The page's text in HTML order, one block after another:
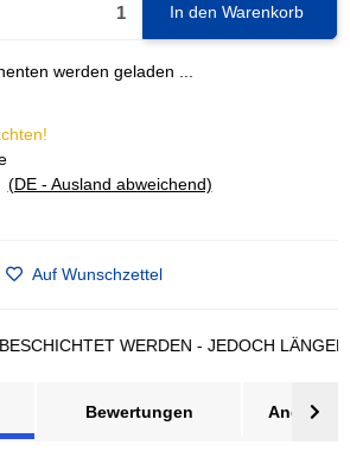
In den Warenkorb
werden geladen ...
(DE - Ausland abweichend)
Auf Wunschzettel
WERDEN - JEDOCH LÄNGERE
Bewertungen Angebot